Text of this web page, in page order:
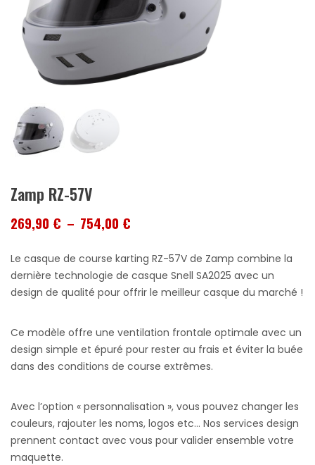
Zamp RZ-57V
269,90 € – 754,00 €
prix :
269,90 €
à
Le casque de course karting RZ-57V de Zamp combine la
dernière technologie de casque Snell SA2025 avec un
design de qualité pour offrir le meilleur casque du marché !
Ce modèle offre une ventilation frontale optimale avec un
design simple et épuré pour rester au frais et éviter la buée
dans des conditions de course extrêmes.
Avec l’option « personnalisation », vous pouvez changer les
couleurs, rajouter les noms, logos etc… Nos services design
prennent contact avec vous pour valider ensemble votre
maquette.